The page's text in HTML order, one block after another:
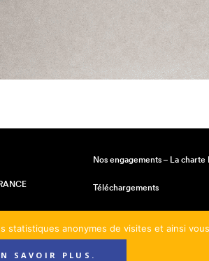
Nos engagements – La charte
Téléchargements
Conditions générales de vente
anonymes de visites et ainsi
SAVOIR PLUS.